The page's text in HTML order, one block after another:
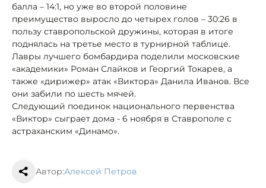
балла – 14:1, но уже во второй половине
преимущество выросло до четырех голов – 30:26 в
пользу ставропольской дружины, которая в итоге
поднялась на третье место в турнирной таблице.
Лавры лучшего бомбардира поделили московские
«академики» Роман Слайков и Георгий Токарев, а
также «дирижер» атак «Виктора» Данила Иванов. Все
они забили по шесть мячей.
Следующий поединок национального первенства
«Виктор» сыграет дома - 6 ноября в Ставрополе с
астраханским «Динамо».
Автор:Алексей Петров